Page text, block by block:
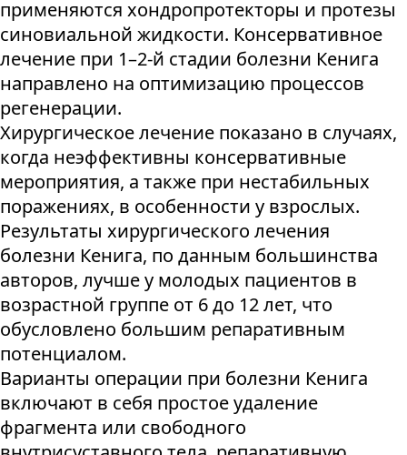
применяются хондропротекторы и протезы
синовиальной жидкости. Консервативное
лечение при 1–2-й стадии болезни Кенига
направлено на оптимизацию процессов
регенерации.
Хирургическое лечение показано в случаях,
когда неэффективны консервативные
мероприятия, а также при нестабильных
поражениях, в особенности у взрослых.
Результаты хирургического лечения
болезни Кенига, по данным большинства
авторов, лучше у молодых пациентов в
возрастной группе от 6 до 12 лет, что
обусловлено большим репаративным
потенциалом.
Варианты операции при болезни Кенига
включают в себя простое удаление
фрагмента или свободного